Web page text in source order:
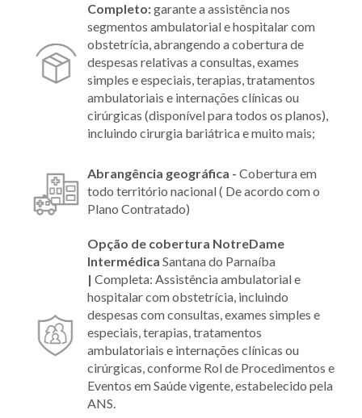
Completo:garante a assistência nos
segmentos ambulatorial e hospitalar com
obstetrícia, abrangendo a cobertura de
despesas relativas a consultas, exames
simples e especiais, terapias, tratamentos
ambulatoriais e internações clínicas ou
cirúrgicas (disponível para todos os planos),
incluindo cirurgia bariátrica e muito mais;
Abrangência geográfica - Cobertura em
todo território nacional ( De acordo com o
Plano Contratado)
Opção de cobertura NotreDame
Intermédica Santana do Parnaíba
| Completa: Assistência ambulatorial e
hospitalar com obstetrícia, incluindo
despesas com consultas, exames simples e
especiais, terapias, tratamentos
ambulatoriais e internações clínicas ou
cirúrgicas, conforme Rol de Procedimentos e
Eventos em Saúde vigente, estabelecido pela
ANS.